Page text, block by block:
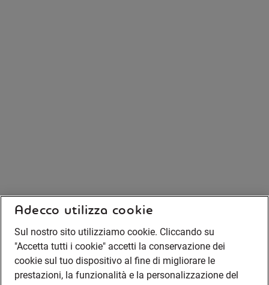
Adecco utilizza cookie
Sul nostro sito utilizziamo cookie. Cliccando su
"Accetta tutti i cookie" accetti la conservazione dei
cookie sul tuo dispositivo al fine di migliorare le
prestazioni, la funzionalità e la personalizzazione del